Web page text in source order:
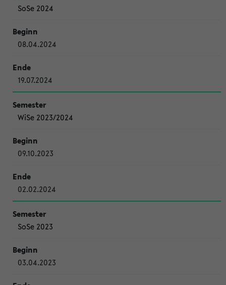
SoSe 2024
08.04.2024
19.07.2024
WiSe 2023/2024
09.10.2023
02.02.2024
SoSe 2023
03.04.2023